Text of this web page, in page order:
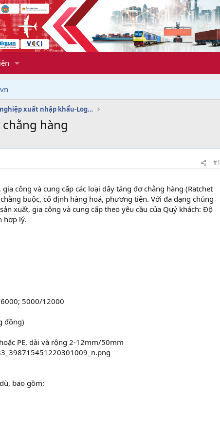
Dịch vụ doanh nghiệp xuất nhập khẩu-Logistics
chằng hàng
#1
công và cung cấp các loại dây tăng đơ chằng hàng (Ratchet
buộc, cố định hàng hoá, phương tiện. Với đa dạng chủng
xuất, gia công và cung cấp theo yêu cầu của Quý khách: Độ
hợp lý.
5000/12000
đồng)
PE, dài và rộng 2-12mm/50mm
bao gồm: